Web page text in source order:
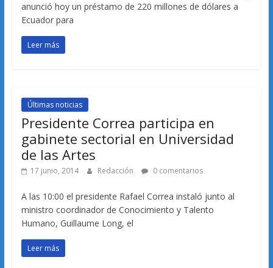
anunció hoy un préstamo de 220 millones de dólares a
Ecuador para
Leer más
Últimas noticias
Presidente Correa participa en
gabinete sectorial en Universidad
de las Artes
17 junio, 2014 Redacción 0 comentarios
A las 10:00 el presidente Rafael Correa instaló junto al
ministro coordinador de Conocimiento y Talento
Humano, Guillaume Long, el
Leer más